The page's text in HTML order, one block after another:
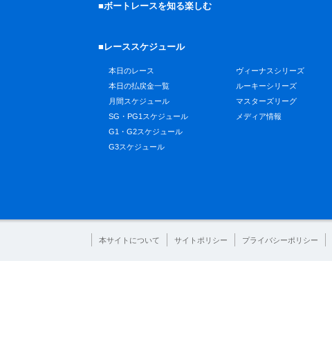
■ボートレースを知る楽しむ
■レーススケジュール
本日のレース
本日の払戻金一覧
月間スケジュール
SG・PG1スケジュール
G1・G2スケジュール
G3スケジュール
ヴィーナスシリーズ
ルーキーシリーズ
マスターズリーグ
メディア情報
本サイトについて サイトポリシー プライバシーポリシー